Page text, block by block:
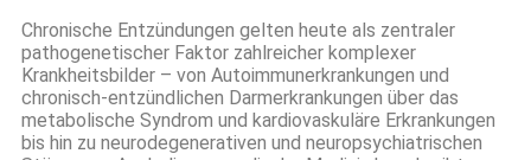
Chronische Entzündungen gelten heute als zentraler
pathogenetischer Faktor zahlreicher komplexer
Krankheitsbilder – von Autoimmunerkrankungen und
chronisch-entzündlichen Darmerkrankungen über das
metabolische Syndrom und kardiovaskuläre Erkrankungen
bis hin zu neurodegenerativen und neuropsychiatrischen